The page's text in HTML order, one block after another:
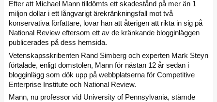
Efter att Michael Mann tilldömts ett skadestånd på mer än 1
miljon dollar i ett långvarigt ärekränkningsfall mot två
konservativa författare, lovar han att återigen att rikta in sig på
National Review eftersom ett av de kränkande blogginläggen
publicerades på dess hemsida.
Vetenskapsskribenten Rand Simberg och experten Mark Steyn
förtalade, enligt domstolen, Mann för nästan 12 år sedan i
blogginlägg som dök upp på webbplatserna för Competitive
Enterprise Institute och National Review.
Mann, nu professor vid University of Pennsylvania, stämde